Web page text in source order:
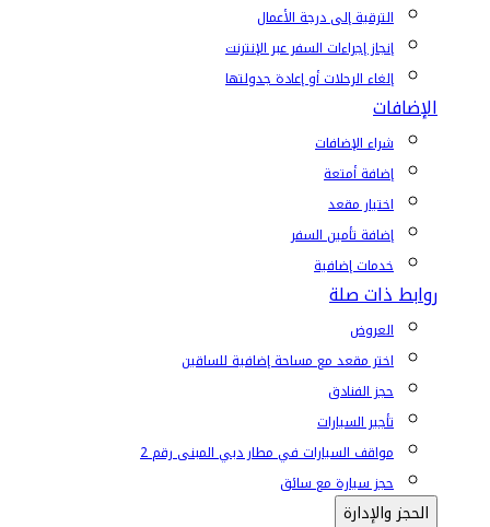
الترقية إلى درجة الأعمال
إنجاز إجراءات السفر عبر الإنترنت
إلغاء الرحلات أو إعادة جدولتها
الإضافات
شراء الإضافات
إضافة أمتعة
اختيار مقعد
إضافة تأمين السفر
خدمات إضافية
روابط ذات صلة
العروض
اختر مقعد مع مساحة إضافية للساقين
حجز الفنادق
تأجير السيارات
مواقف السيارات في مطار دبي المبنى رقم 2
حجز سيارة مع سائق
الحجز والإدارة